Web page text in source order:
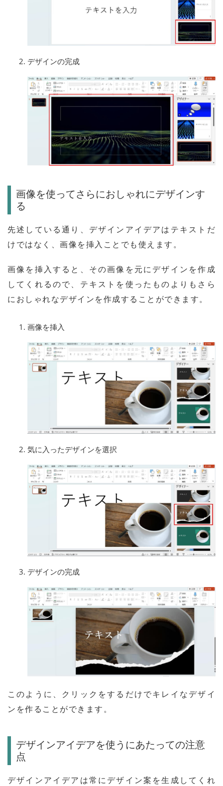
デザインの完成
画像を使ってさらにおしゃれにデザインす
る
先述している通り、デザインアイデアはテキストだ
けではなく、画像を挿入ことでも使えます。
画像を挿入すると、その画像を元にデザインを作成
してくれるので、テキストを使ったものよりもさら
におしゃれなデザインを作成することができます。
画像を挿入
気に入ったデザインを選択
デザインの完成
このように、クリックをするだけでキレイなデザイ
ンを作ることができます。
デザインアイデアを使うにあたっての注意
点
デザインアイデアは常にデザイン案を生成してくれ